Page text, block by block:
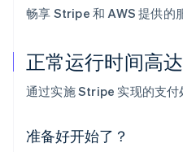
畅享 Stripe 和 AWS 提供的
正常运行时间高
通过实施 Stripe 实现的支付
准备好开始了？
阿联酋
爱尔兰
爱沙尼亚
English